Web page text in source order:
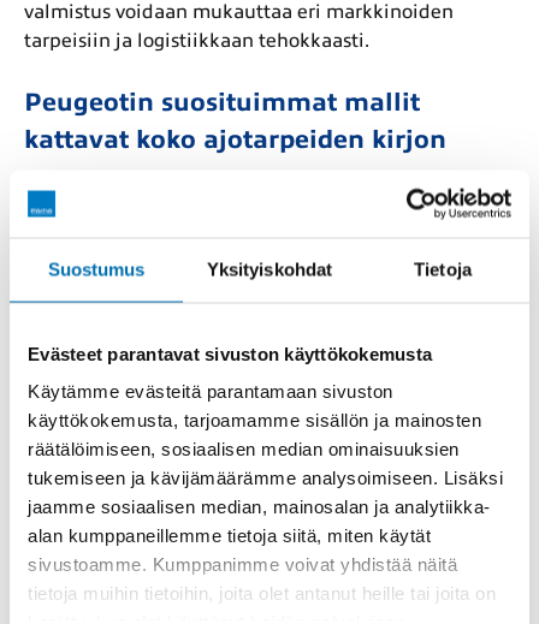
Suostumus Yksityiskohdat Tietoja
Evästeet parantavat sivuston käyttökokemusta
Käytämme evästeitä parantamaan sivuston
käyttökokemusta, tarjoamamme sisällön ja mainosten
räätälöimiseen, sosiaalisen median ominaisuuksien
tukemiseen ja kävijämäärämme analysoimiseen. Lisäksi
jaamme sosiaalisen median, mainosalan ja analytiikka-
alan kumppaneillemme tietoja siitä, miten käytät
sivustoamme. Kumppanimme voivat yhdistää näitä
tietoja muihin tietoihin, joita olet antanut heille tai joita on
valmistus voidaan mukauttaa eri markkinoiden
tarpeisiin ja logistiikkaan tehokkaasti.
Peugeotin suosituimmat mallit
kattavat koko ajotarpeiden kirjon
208 on omiaan tiiviiseen kaupunkiliikenteeseen, 308
sekä 5008 tuovat mukaan SUV-muotoilun,
kuljettajalle, joka arvostaa korotettua maavaraa ja
Peugeot on määrätietoisesti kehittänyt
sähköajoneuvojaan ja hybriditeknologiaansa.
Täyssähköinen e-208 tarjoaa hiljaista, päästötöntä ajoa
ilman kompromisseja mukavuudessa tai
suorituskyvyssä. Ladattavat hybridit, kuten 3008
Hybrid ja 508 PSE, tuovat lisää ulottuvuutta
esimerkiksi pidempien matkojen